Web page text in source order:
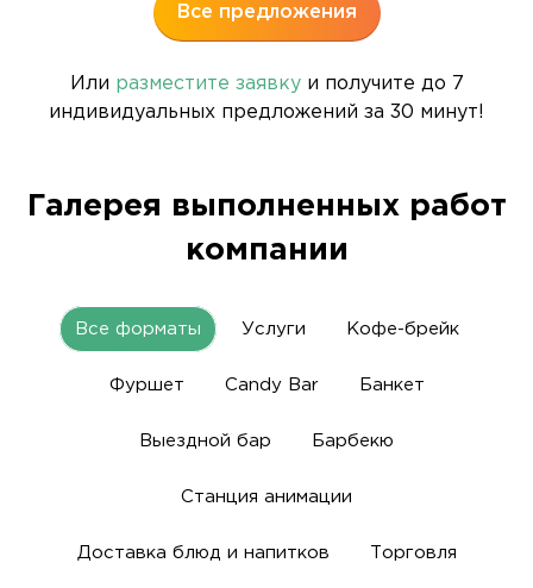
Все предложения
Или разместите заявкуи получите до 7
индивидуальных предложений за 30 минут!
Галерея выполненных работ
компании
Все форматы Услуги Кофе-брейк
Фуршет Candy Bar Банкет
Выездной бар Барбекю
Станция анимации
Доставка блюд и напитков Торговля